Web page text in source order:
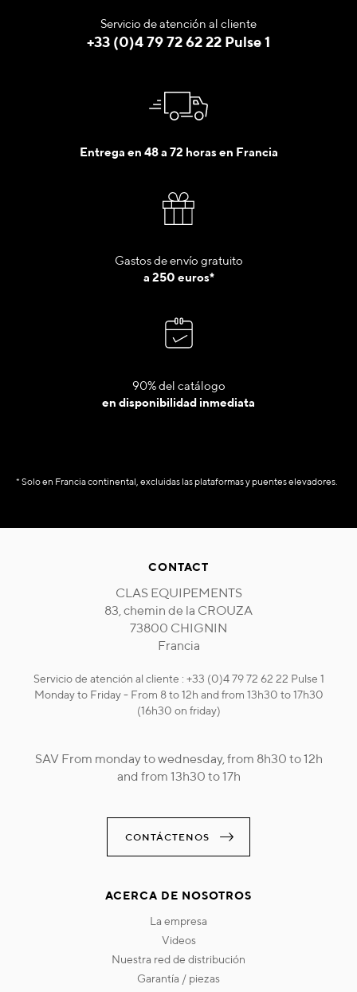
Servicio de atención al cliente
+33 (0)4 79 72 62 22 Pulse 1
Entrega en 48 a 72 horas en Francia
Gastos de envío gratuito
a 250 euros*
90% del catálogo
en disponibilidad inmediata
* Solo en Francia continental, excluidas las plataformas y puentes elevadores.
CONTACT
CLAS EQUIPEMENTS
83, chemin de la CROUZA
73800 CHIGNIN
Francia
Servicio de atención al cliente : +33 (0)4 79 72 62 22 Pulse 1
Monday to Friday - From 8 to 12h and from 13h30 to 17h30
(16h30 on friday)
SAV From monday to wednesday, from 8h30 to 12h
and from 13h30 to 17h
CONTÁCTENOS
ACERCA DE NOSOTROS
la empresa
videos
nuestra red de distribución
garantía / piezas